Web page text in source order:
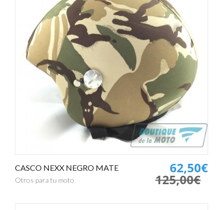
CASCO NEXX NEGRO MATE
Otros para tu moto
62,50€
125,00€